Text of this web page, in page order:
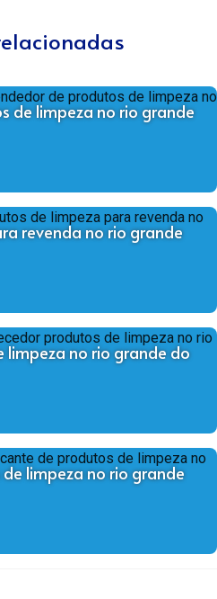
de limpeza no rio grande
revenda no rio grande
limpeza no rio grande do
limpeza no rio grande